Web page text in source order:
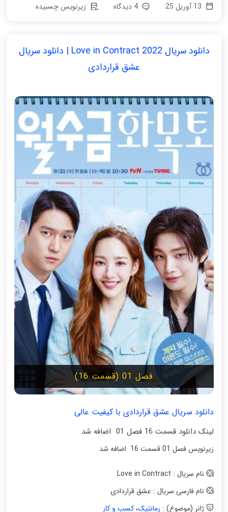
4 دیدگاه زیرنویس چسبیده
دانلود سریال Love in Contract 2022 | دانلود سریال
عشق قراردادی
فصل 01 (قسمت 16)
دانلود سریال عشق قراردادی با کیفیت عالی
لینک دانلود قسمت 16 فصل 01 اضافه شد
زیرنویس فصل 01 قسمت 16 اضافه شد
نام سریال : Love in Contract
نام فارسی سریال : عشق قراردادی
ژانر (موضوع) : رمانتیک،کسب و کار